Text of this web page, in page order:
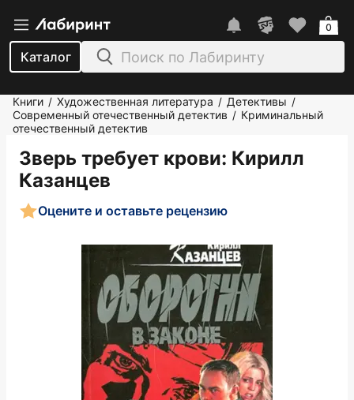
Каталог
0
Книги / Художественная литература / Детективы /
Современный отечественный детектив / Криминальный
отечественный детектив
Зверь требует крови: Кирилл
Казанцев
Оцените и оставьте рецензию